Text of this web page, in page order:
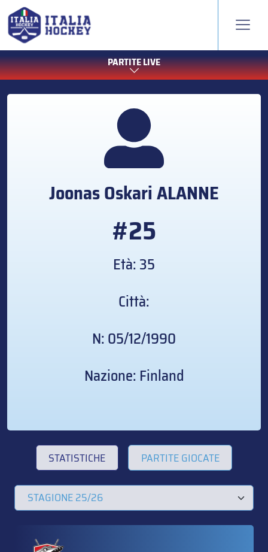
PARTITE LIVE
Joonas OskariALANNE
#25
Età: 35
Città:
N: 05/12/1990
Nazione: Finland
STATISTICHE PARTITE GIOCATE